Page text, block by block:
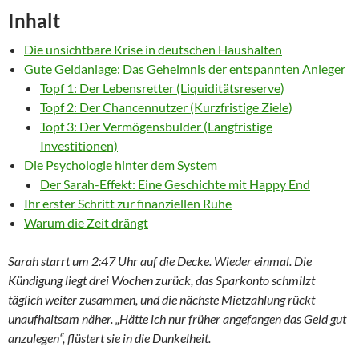
Inhalt
Die unsichtbare Krise in deutschen Haushalten
Gute Geldanlage: Das Geheimnis der entspannten Anleger
Topf 1: Der Lebensretter (Liquiditätsreserve)
Topf 2: Der Chancennutzer (Kurzfristige Ziele)
Topf 3: Der Vermögensbulder (Langfristige
Investitionen)
Die Psychologie hinter dem System
Der Sarah-Effekt: Eine Geschichte mit Happy End
Ihr erster Schritt zur finanziellen Ruhe
Warum die Zeit drängt
Sarah starrt um 2:47 Uhr auf die Decke. Wieder einmal. Die
Kündigung liegt drei Wochen zurück, das Sparkonto schmilzt
täglich weiter zusammen, und die nächste Mietzahlung rückt
unaufhaltsam näher. „Hätte ich nur früher angefangen das Geld gut
anzulegen“, flüstert sie in die Dunkelheit.